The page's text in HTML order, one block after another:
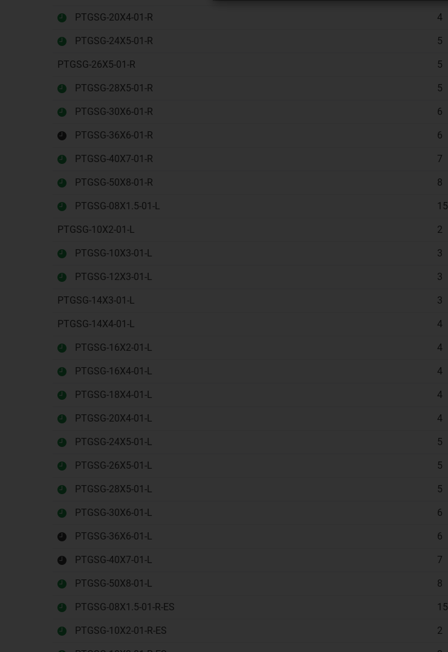
PTGSG-20X4-01-R 4
PTGSG-24X5-01-R 5
PTGSG-26X5-01-R 5
PTGSG-28X5-01-R 5
PTGSG-30X6-01-R 6
PTGSG-36X6-01-R 6
PTGSG-40X7-01-R 7
PTGSG-50X8-01-R 8
PTGSG-08X1.5-01-L 15
PTGSG-10X2-01-L 2
PTGSG-10X3-01-L 3
PTGSG-12X3-01-L 3
PTGSG-14X3-01-L 3
PTGSG-14X4-01-L 4
PTGSG-16X2-01-L 4
PTGSG-16X4-01-L 4
PTGSG-18X4-01-L 4
PTGSG-20X4-01-L 4
PTGSG-24X5-01-L 5
PTGSG-26X5-01-L 5
PTGSG-28X5-01-L 5
PTGSG-30X6-01-L 6
PTGSG-36X6-01-L 6
PTGSG-40X7-01-L 7
PTGSG-50X8-01-L 8
PTGSG-08X1.5-01-R-ES 15
PTGSG-10X2-01-R-ES 2